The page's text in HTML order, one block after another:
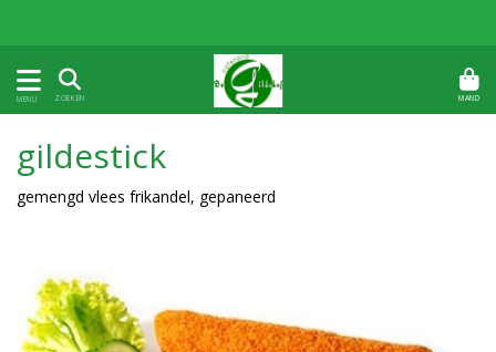
MENU ZOEKEN MAND
gildestick
gemengd vlees frikandel, gepaneerd